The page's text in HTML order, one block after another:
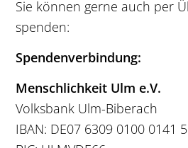
Sie können gerne auch per
spenden:
Spendenverbindung:
Menschlichkeit Ulm e.V.
Volksbank Ulm-Biberach
IBAN: DE07 6309 0100 0141